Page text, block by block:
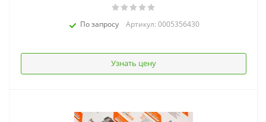
По запросу Артикул: 0005356430
Узнать цену